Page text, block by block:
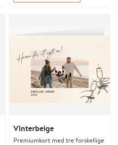
Vinterbeige
Premiumkort med tre forskellige